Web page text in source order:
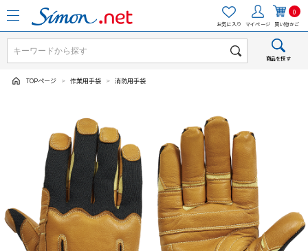
お気に入り マイページ
0
買い物かご
商品を探す
TOPページ > 作業用手袋 > 消防用手袋